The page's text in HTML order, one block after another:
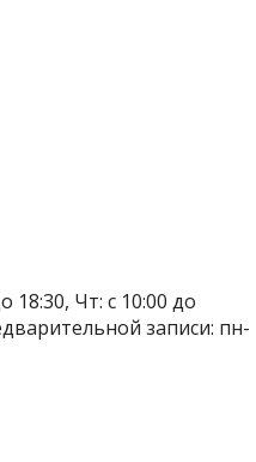
18:30, Чт: с 10:00 до
записи: пн-